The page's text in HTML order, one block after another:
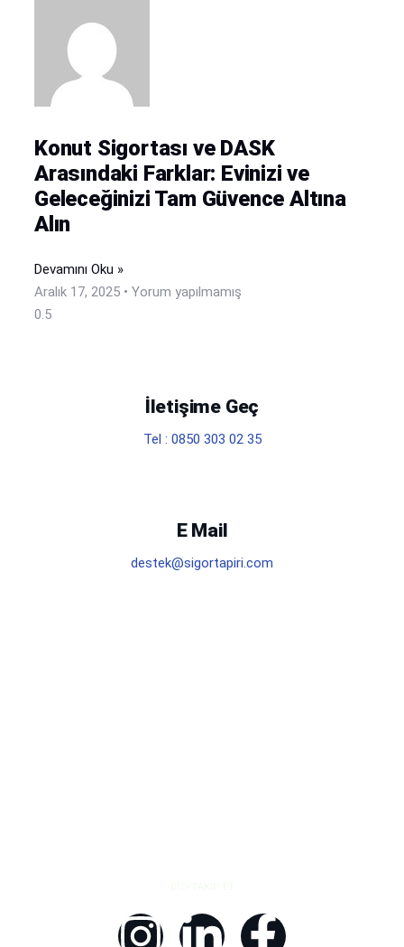
Konut Sigortası ve DASK
Arasındaki Farklar: Evinizi ve
Geleceğinizi Tam Güvence Altına
Alın
Devamını Oku »
Aralık 17, 2025
Yorum yapılmamış
İletişime Geç
Tel : 0850 303 02 35
E Mail
destek@sigortapiri.com